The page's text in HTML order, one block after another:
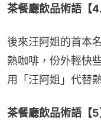
茶餐廳飲品術語【
後來汪阿姐的首本
熱咖啡，份外輕快
用「汪阿姐」代替
茶餐廳飲品術語【